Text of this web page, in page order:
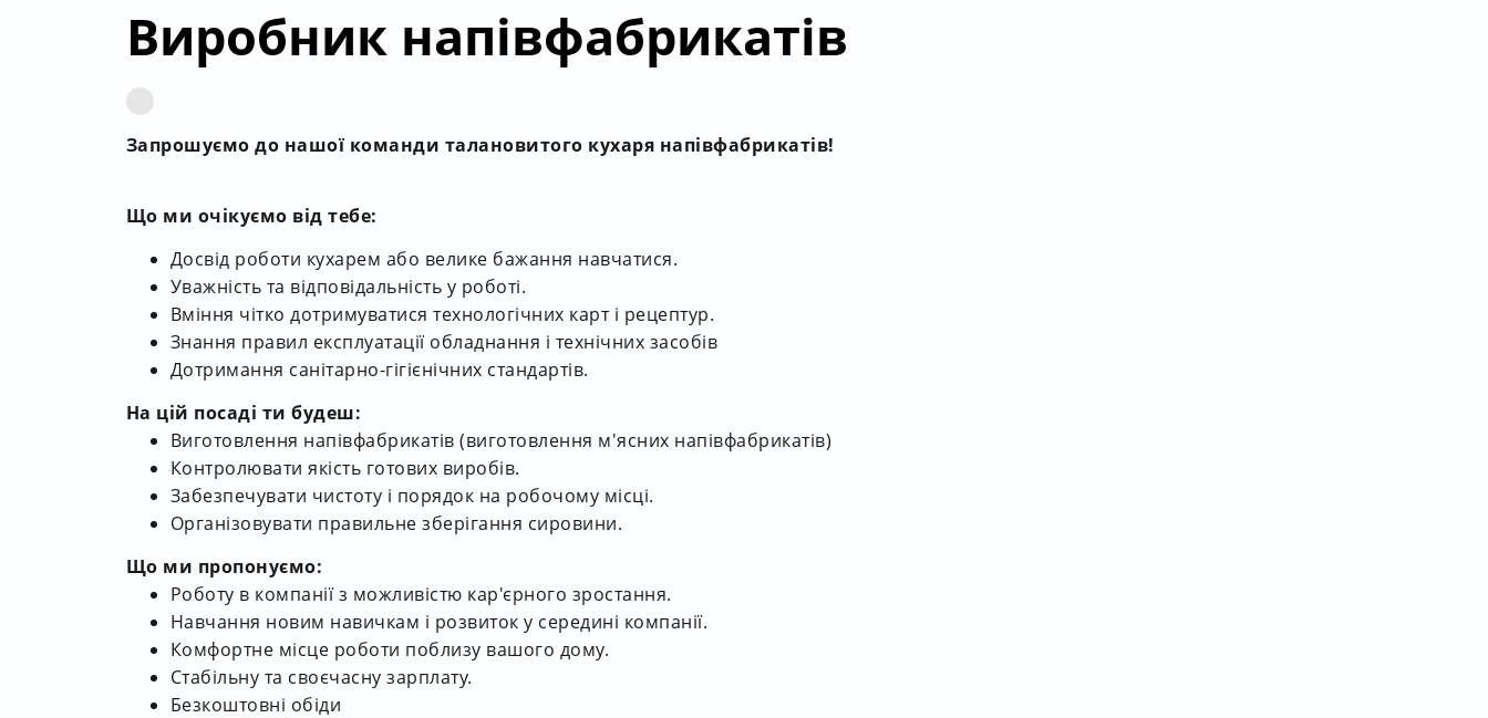
Виробник напівфабрикатів
Запрошуємо до нашої команди талановитого кухаря напівфабрикатів!
Що ми очікуємо від тебе:
Досвід роботи кухарем або велике бажання навчатися.
Уважність та відповідальність у роботі.
Вміння чітко дотримуватися технологічних карт і рецептур.
Знання правил експлуатації обладнання і технічних засобів
Дотримання санітарно-гігієнічних стандартів.
На цій посаді ти будеш:
Виготовлення напівфабрикатів (виготовлення м'ясних напівфабрикатів)
Контролювати якість готових виробів.
Забезпечувати чистоту і порядок на робочому місці.
Організовувати правильне зберігання сировини.
Що ми пропонуємо:
Роботу в компанії з можливістю кар'єрного зростання.
Навчання новим навичкам і розвиток у середині компанії.
Комфортне місце роботи поблизу вашого дому.
Стабільну та своєчасну зарплату.
Безкоштовні обіди